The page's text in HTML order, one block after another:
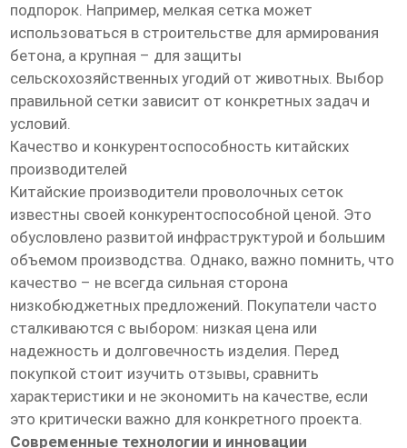
подпорок. Например, мелкая сетка может
использоваться в строительстве для армирования
бетона, а крупная – для защиты
сельскохозяйственных угодий от животных. Выбор
правильной сетки зависит от конкретных задач и
условий.
Качество и конкурентоспособность китайских
производителей
Китайские производители проволочных сеток
известны своей конкурентоспособной ценой. Это
обусловлено развитой инфраструктурой и большим
объемом производства. Однако, важно помнить, что
качество – не всегда сильная сторона
низкобюджетных предложений. Покупатели часто
сталкиваются с выбором: низкая цена или
надежность и долговечность изделия. Перед
покупкой стоит изучить отзывы, сравнить
характеристики и не экономить на качестве, если
это критически важно для конкретного проекта.
Современные технологии и инновации